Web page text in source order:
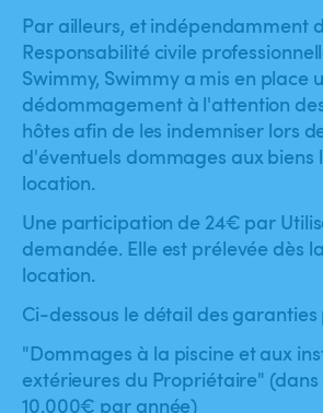
Par ailleurs, et indépendamment
Responsabilité civile
Swimmy, Swimmy a mis en place
dédommagement à l'attention
hôtes afin de les indemniser lors
d'éventuels dommages aux biens
location.
Une participation de 24€ par
demandée. Elle est prélevée dès
location.
Ci-dessous le détail des garanties
"Dommages à la piscine et aux
extérieures du Propriétaire"
10.000€ par année)